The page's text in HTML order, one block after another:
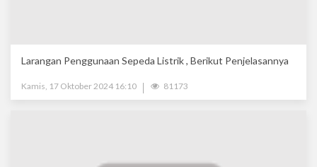
Larangan Penggunaan Sepeda Listrik , Berikut Penjelasannya
Kamis, 17 Oktober 2024 16:10 81173